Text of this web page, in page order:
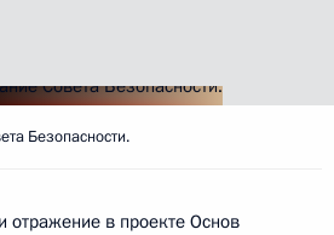
Безопасности.
отражение в проекте Основ